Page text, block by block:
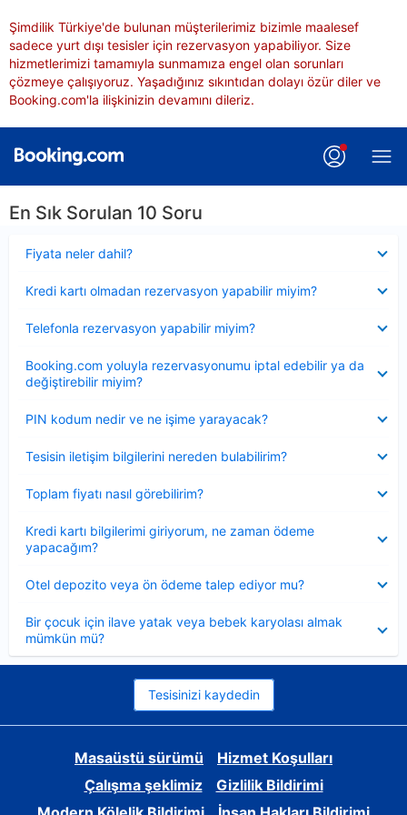
Şimdilik Türkiye'de bulunan müşterilerimiz bizimle maalesef
sadece yurt dışı tesisler için rezervasyon yapabiliyor. Size
hizmetlerimizi tamamıyla sunmamıza engel olan sorunları
çözmeye çalışıyoruz. Yaşadığınız sıkıntıdan dolayı özür diler ve
Booking.com'la ilişkinizin devamını dileriz.
En Sık Sorulan 10 Soru
Fiyata neler dahil?
Kredi kartı olmadan rezervasyon yapabilir miyim?
Telefonla rezervasyon yapabilir miyim?
Booking.com yoluyla rezervasyonumu iptal edebilir ya da
değiştirebilir miyim?
PIN kodum nedir ve ne işime yarayacak?
Tesisin iletişim bilgilerini nereden bulabilirim?
Toplam fiyatı nasıl görebilirim?
Kredi kartı bilgilerimi giriyorum, ne zaman ödeme
yapacağım?
Otel depozito veya ön ödeme talep ediyor mu?
Bir çocuk için ilave yatak veya bebek karyolası almak
mümkün mü?
Tesisinizi kaydedin
Masaüstü sürümü
Hizmet Koşulları
Çalışma şeklimiz
Gizlilik Bildirimi